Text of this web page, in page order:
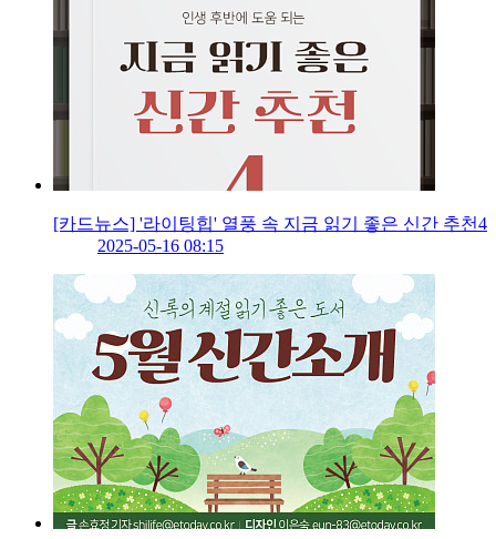
[카드뉴스] '라이팅힙' 열풍 속 지금 읽기 좋은 신간 추천4
2025-05-16 08:15